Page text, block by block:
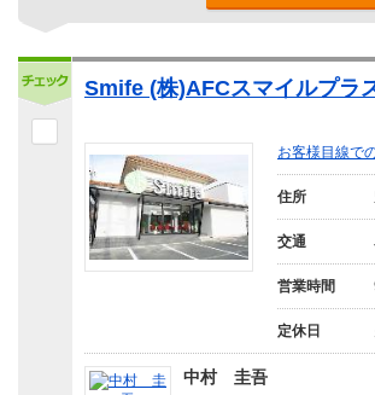
Smife (株)AFCスマイルプラ
お客様目線で
住所
交通
営業時間
定休日
中村 圭吾